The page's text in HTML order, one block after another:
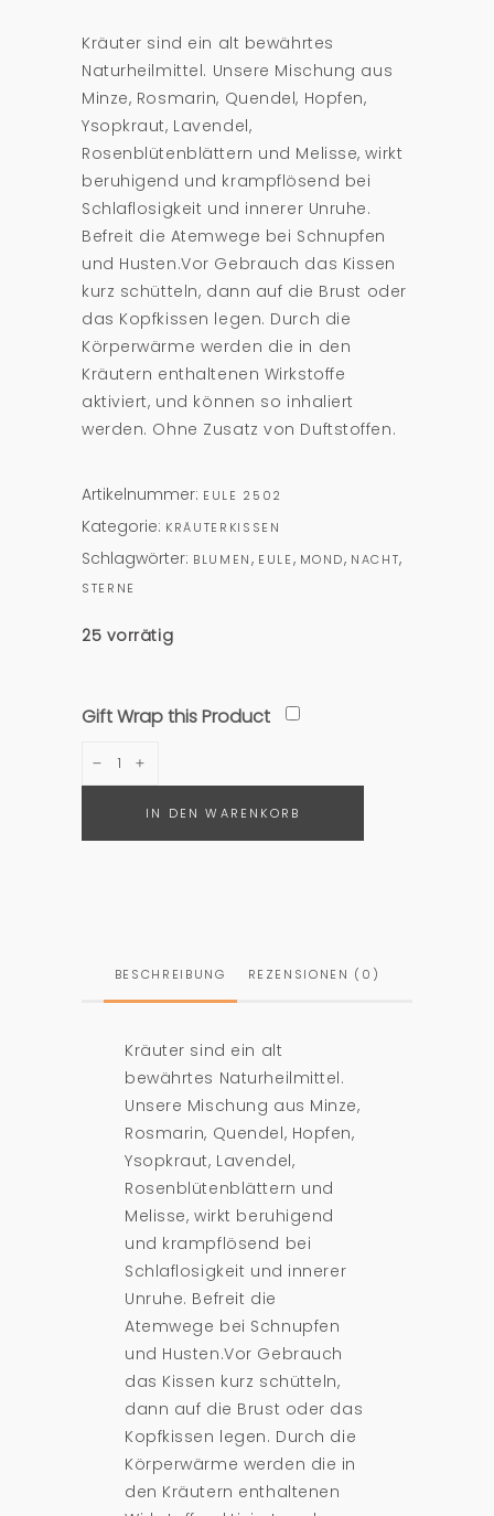
Kräuter sind ein alt bewährtes
Naturheilmittel. Unsere Mischung aus
Minze, Rosmarin, Quendel, Hopfen,
Ysopkraut, Lavendel,
Rosenblütenblättern und Melisse, wirkt
beruhigend und krampflösend bei
Schlaflosigkeit und innerer Unruhe.
Befreit die Atemwege bei Schnupfen
und Husten.Vor Gebrauch das Kissen
kurz schütteln, dann auf die Brust oder
das Kopfkissen legen. Durch die
Körperwärme werden die in den
Kräutern enthaltenen Wirkstoffe
aktiviert, und können so inhaliert
werden. Ohne Zusatz von Duftstoffen.
Artikelnummer: EULE 2502
Kategorie: KRÄUTERKISSEN
Schlagwörter: BLUMEN, EULE, MOND, NACHT,
STERNE
25 vorrätig
Gift Wrap this Product
Kräuterkissen
"
quantity
IN DEN WARENKORB
BESCHREIBUNG REZENSIONEN (0)
Kräuter sind ein alt
bewährtes Naturheilmittel.
Unsere Mischung aus Minze,
Rosmarin, Quendel, Hopfen,
Ysopkraut, Lavendel,
Rosenblütenblättern und
Melisse, wirkt beruhigend
und krampflösend bei
Schlaflosigkeit und innerer
Unruhe. Befreit die
Atemwege bei Schnupfen
und Husten.Vor Gebrauch
das Kissen kurz schütteln,
dann auf die Brust oder das
Kopfkissen legen. Durch die
Körperwärme werden die in
den Kräutern enthaltenen